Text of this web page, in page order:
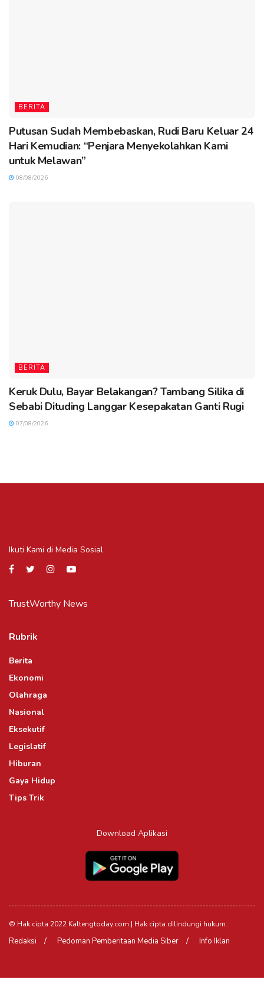
BERITA
Putusan Sudah Membebaskan, Rudi Baru Keluar 24
Hari Kemudian: “Penjara Menyekolahkan Kami
untuk Melawan”
08/08/2026
BERITA
Keruk Dulu, Bayar Belakangan? Tambang Silika di
Sebabi Dituding Langgar Kesepakatan Ganti Rugi
07/08/2026
Ikuti Kami di Media Sosial
TrustWorthy News
Rubrik
Berita
Ekonomi
Olahraga
Nasional
Eksekutif
Legislatif
Hiburan
Gaya Hidup
Tips Trik
Download Aplikasi
© Hak cipta 2022 Kaltengtoday.com | Hak cipta dilindungi hukum.
Redaksi Pedoman Pemberitaan Media Siber Info Iklan